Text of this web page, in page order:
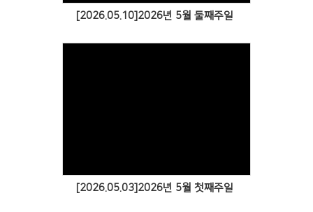
[2026.05.10]2026년 5월 둘째주일
[2026.05.03]2026년 5월 첫째주일